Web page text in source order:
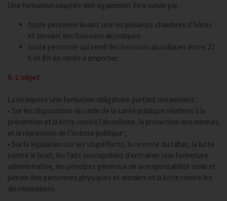
Une formation adaptée doit également être suivie par :
toute personne louant une ou plusieurs chambres d’hôtes
et servant des boissons alcooliques
toute personne qui vend des boissons alcooliques entre 22
h et 8 h en vente à emporter.
II. L’objet
La loi impose une formation obligatoire portant notamment :
• Sur les dispositions du code de la santé publique relatives à la
prévention et la lutte contre l’alcoolisme, la protection des mineurs
et la répression de l’ivresse publique ;
• Sur la législation sur les stupéfiants, la revente du tabac, la lutte
contre le bruit, les faits susceptibles d’entraîner une fermeture
administrative, les principes généraux de la responsabilité civile et
pénale des personnes physiques et morales et la lutte contre les
discriminations.